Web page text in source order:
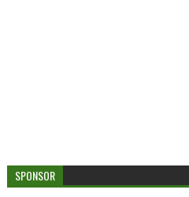
SPONSOR